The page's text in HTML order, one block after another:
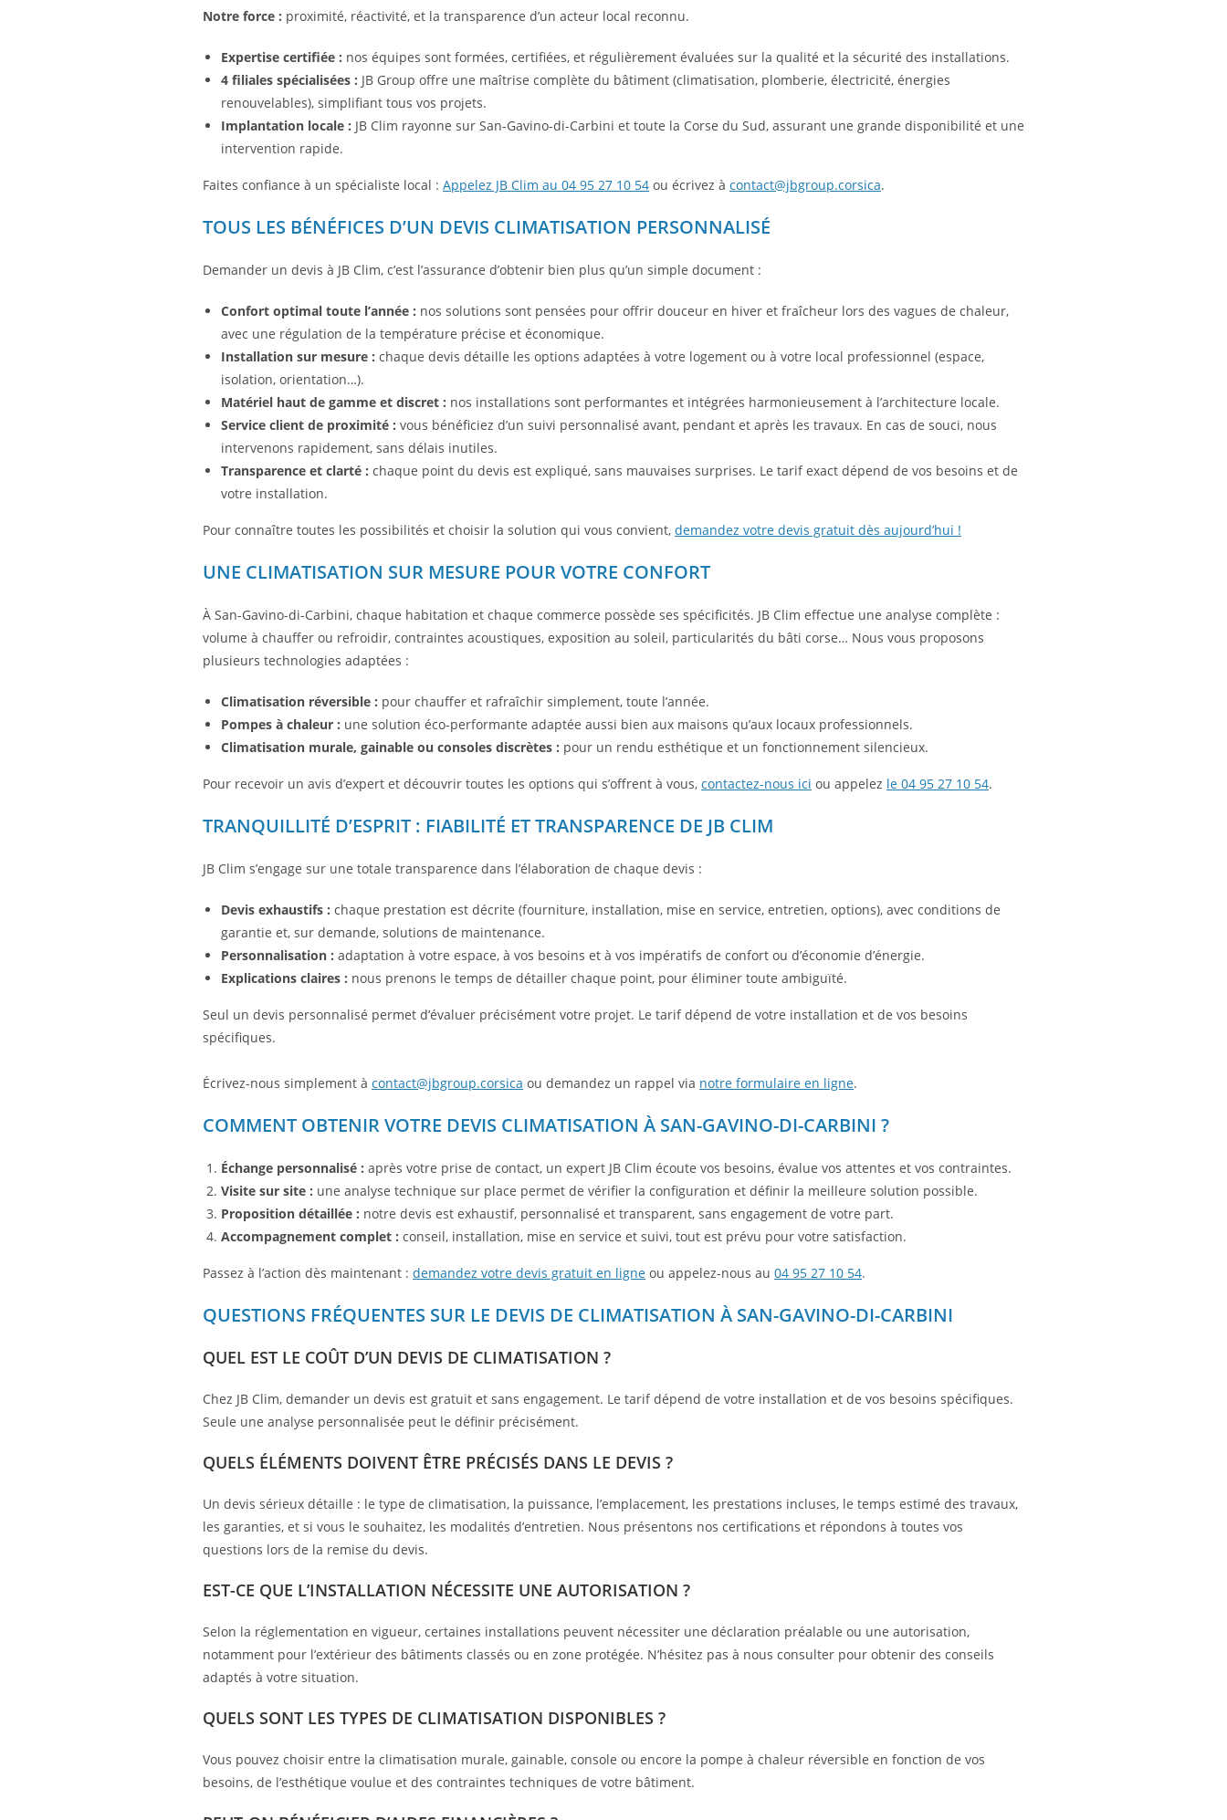
Notre force : proximité, réactivité, et la transparence d’un acteur local reconnu.
Expertise certifiée : nos équipes sont formées, certifiées, et régulièrement évaluées sur la qualité et la sécurité des installations.
4 filiales spécialisées : JB Group offre une maîtrise complète du bâtiment (climatisation, plomberie, électricité, énergies
renouvelables), simplifiant tous vos projets.
Implantation locale : JB Clim rayonne sur San-Gavino-di-Carbini et toute la Corse du Sud, assurant une grande disponibilité et une
intervention rapide.
Faites confiance à un spécialiste local : Appelez JB Clim au 04 95 27 10 54 ou écrivez à contact@jbgroup.corsica.
TOUS LES BÉNÉFICES D’UN DEVIS CLIMATISATION PERSONNALISÉ
Demander un devis à JB Clim, c’est l’assurance d’obtenir bien plus qu’un simple document :
Confort optimal toute l’année : nos solutions sont pensées pour offrir douceur en hiver et fraîcheur lors des vagues de chaleur,
avec une régulation de la température précise et économique.
Installation sur mesure : chaque devis détaille les options adaptées à votre logement ou à votre local professionnel (espace,
isolation, orientation…).
Matériel haut de gamme et discret : nos installations sont performantes et intégrées harmonieusement à l’architecture locale.
Service client de proximité : vous bénéficiez d’un suivi personnalisé avant, pendant et après les travaux. En cas de souci, nous
intervenons rapidement, sans délais inutiles.
Transparence et clarté : chaque point du devis est expliqué, sans mauvaises surprises. Le tarif exact dépend de vos besoins et de
votre installation.
Pour connaître toutes les possibilités et choisir la solution qui vous convient, demandez votre devis gratuit dès aujourd’hui !
UNE CLIMATISATION SUR MESURE POUR VOTRE CONFORT
À San-Gavino-di-Carbini, chaque habitation et chaque commerce possède ses spécificités. JB Clim effectue une analyse complète :
volume à chauffer ou refroidir, contraintes acoustiques, exposition au soleil, particularités du bâti corse… Nous vous proposons
plusieurs technologies adaptées :
Climatisation réversible : pour chauffer et rafraîchir simplement, toute l’année.
Pompes à chaleur : une solution éco-performante adaptée aussi bien aux maisons qu’aux locaux professionnels.
Climatisation murale, gainable ou consoles discrètes : pour un rendu esthétique et un fonctionnement silencieux.
Pour recevoir un avis d’expert et découvrir toutes les options qui s’offrent à vous, contactez-nous ici ou appelez le 04 95 27 10 54.
TRANQUILLITÉ D’ESPRIT : FIABILITÉ ET TRANSPARENCE DE JB CLIM
JB Clim s’engage sur une totale transparence dans l’élaboration de chaque devis :
Devis exhaustifs : chaque prestation est décrite (fourniture, installation, mise en service, entretien, options), avec conditions de
garantie et, sur demande, solutions de maintenance.
Personnalisation : adaptation à votre espace, à vos besoins et à vos impératifs de confort ou d’économie d’énergie.
Explications claires : nous prenons le temps de détailler chaque point, pour éliminer toute ambiguïté.
Seul un devis personnalisé permet d’évaluer précisément votre projet. Le tarif dépend de votre installation et de vos besoins
spécifiques.
Écrivez-nous simplement à contact@jbgroup.corsica ou demandez un rappel via notre formulaire en ligne.
COMMENT OBTENIR VOTRE DEVIS CLIMATISATION À SAN-GAVINO-DI-CARBINI ?
Échange personnalisé : après votre prise de contact, un expert JB Clim écoute vos besoins, évalue vos attentes et vos contraintes.
Visite sur site : une analyse technique sur place permet de vérifier la configuration et définir la meilleure solution possible.
Proposition détaillée : notre devis est exhaustif, personnalisé et transparent, sans engagement de votre part.
Accompagnement complet : conseil, installation, mise en service et suivi, tout est prévu pour votre satisfaction.
Passez à l’action dès maintenant : demandez votre devis gratuit en ligne ou appelez-nous au 04 95 27 10 54.
QUESTIONS FRÉQUENTES SUR LE DEVIS DE CLIMATISATION À SAN-GAVINO-DI-CARBINI
QUEL EST LE COÛT D’UN DEVIS DE CLIMATISATION ?
Chez JB Clim, demander un devis est gratuit et sans engagement. Le tarif dépend de votre installation et de vos besoins spécifiques.
Seule une analyse personnalisée peut le définir précisément.
QUELS ÉLÉMENTS DOIVENT ÊTRE PRÉCISÉS DANS LE DEVIS ?
Un devis sérieux détaille : le type de climatisation, la puissance, l’emplacement, les prestations incluses, le temps estimé des travaux,
les garanties, et si vous le souhaitez, les modalités d’entretien. Nous présentons nos certifications et répondons à toutes vos
questions lors de la remise du devis.
EST-CE QUE L’INSTALLATION NÉCESSITE UNE AUTORISATION ?
Selon la réglementation en vigueur, certaines installations peuvent nécessiter une déclaration préalable ou une autorisation,
notamment pour l’extérieur des bâtiments classés ou en zone protégée. N’hésitez pas à nous consulter pour obtenir des conseils
adaptés à votre situation.
QUELS SONT LES TYPES DE CLIMATISATION DISPONIBLES ?
Vous pouvez choisir entre la climatisation murale, gainable, console ou encore la pompe à chaleur réversible en fonction de vos
besoins, de l’esthétique voulue et des contraintes techniques de votre bâtiment.